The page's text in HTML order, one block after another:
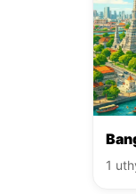
1